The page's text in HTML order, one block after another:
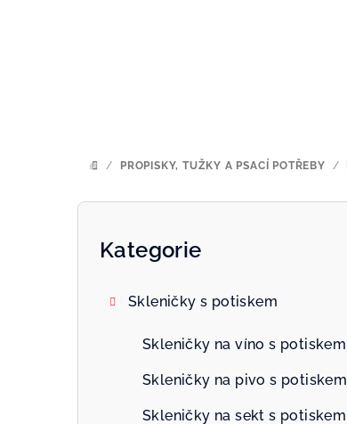
DOMŮ
/ PROPISKY, TUŽKY A PSACÍ POTŘEBY /
P
Přeskočit
Kategorie
Skleničky s potiskem
Skleničky na víno s potiskem
Skleničky na pivo s potiskem
Skleničky na sekt s potiskem